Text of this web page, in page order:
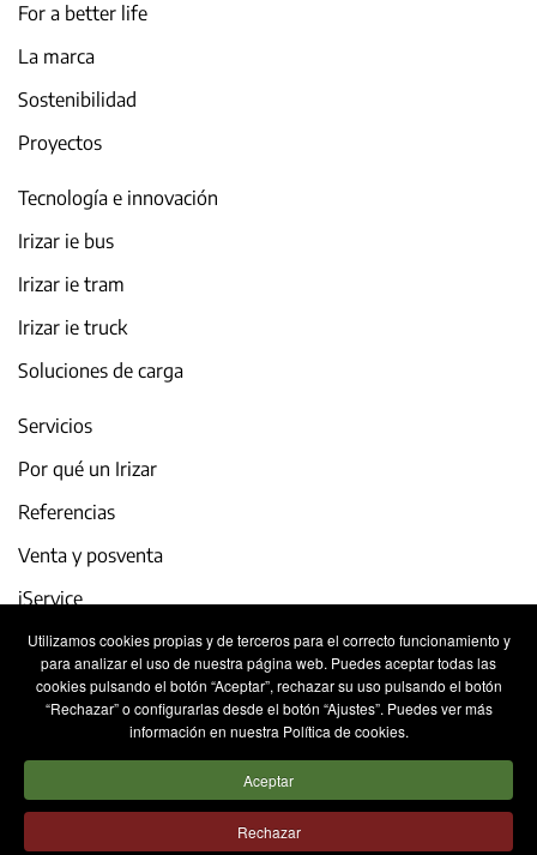
Utilizamos cookies propias y de terceros para el correcto funcionamiento y
para analizar el uso de nuestra página web. Puedes aceptar todas las
cookies pulsando el botón “Aceptar”, rechazar su uso pulsando el botón
“Rechazar” o configurarlas desde el botón “Ajustes”. Puedes ver más
información en nuestra Política de cookies.
Aceptar
Rechazar
For a better life
La marca
Sostenibilidad
Proyectos
Tecnología e innovación
Irizar ie bus
Irizar ie tram
Irizar ie truck
Soluciones de carga
Servicios
Por qué un Irizar
Referencias
Venta y posventa
iService
Actualidad y eventos
Trabaja con nosotros
Aviso legal
Política de privacidad